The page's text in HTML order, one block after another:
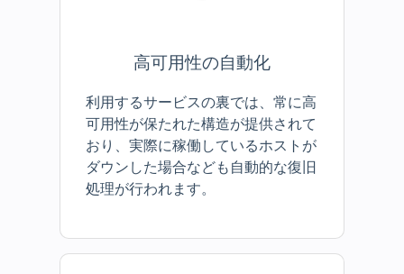
高可用性の自動化
利用するサービスの裏では、常に高
可用性が保たれた構造が提供されて
おり、実際に稼働しているホストが
ダウンした場合なども自動的な復旧
処理が行われます。